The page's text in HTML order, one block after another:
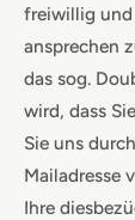
freiwillig und
ansprechen
das sog.
wird, dass
Sie uns
Mailadresse
Ihre